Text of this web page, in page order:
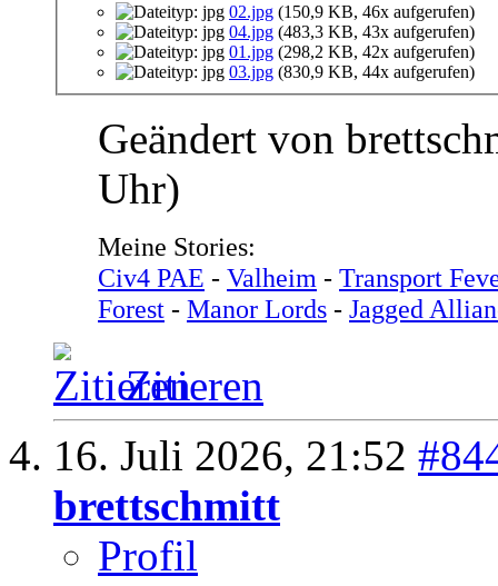
02.jpg (150,9 KB, 46x aufgerufen)
04.jpg (483,3 KB, 43x aufgerufen)
01.jpg (298,2 KB, 42x aufgerufen)
03.jpg (830,9 KB, 44x aufgerufen)
Geändert von
Uhr)
Meine Stories:
Civ4 PAE - Valheim - Transport
Forest - Manor Lords - Jagged
Zitieren
16. Juli 2026, 21:52
brettschmitt
Profil